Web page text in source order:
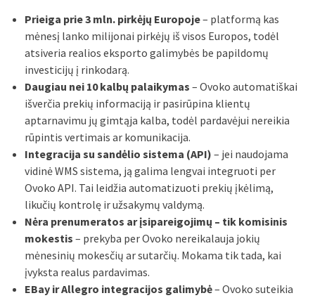
Prieiga prie 3 mln. pirkėjų Europoje– platformą kas
mėnesį lanko milijonai pirkėjų iš visos Europos, todėl
atsiveria realios eksporto galimybės be papildomų
investicijų į rinkodarą.
Daugiau nei 10 kalbų palaikymas – Ovoko automatiškai
išverčia prekių informaciją ir pasirūpina klientų
aptarnavimu jų gimtąja kalba, todėl pardavėjui nereikia
rūpintis vertimais ar komunikacija.
Integracija su sandėlio sistema (API) – jei naudojama
vidinė WMS sistema, ją galima lengvai integruoti per
Ovoko API. Tai leidžia automatizuoti prekių įkėlimą,
likučių kontrolę ir užsakymų valdymą.
Nėra prenumeratos ar įsipareigojimų – tik komisinis
mokestis – prekyba per Ovoko nereikalauja jokių
mėnesinių mokesčių ar sutarčių. Mokama tik tada, kai
įvyksta realus pardavimas.
EBay ir Allegro integracijos galimybė– Ovoko suteikia